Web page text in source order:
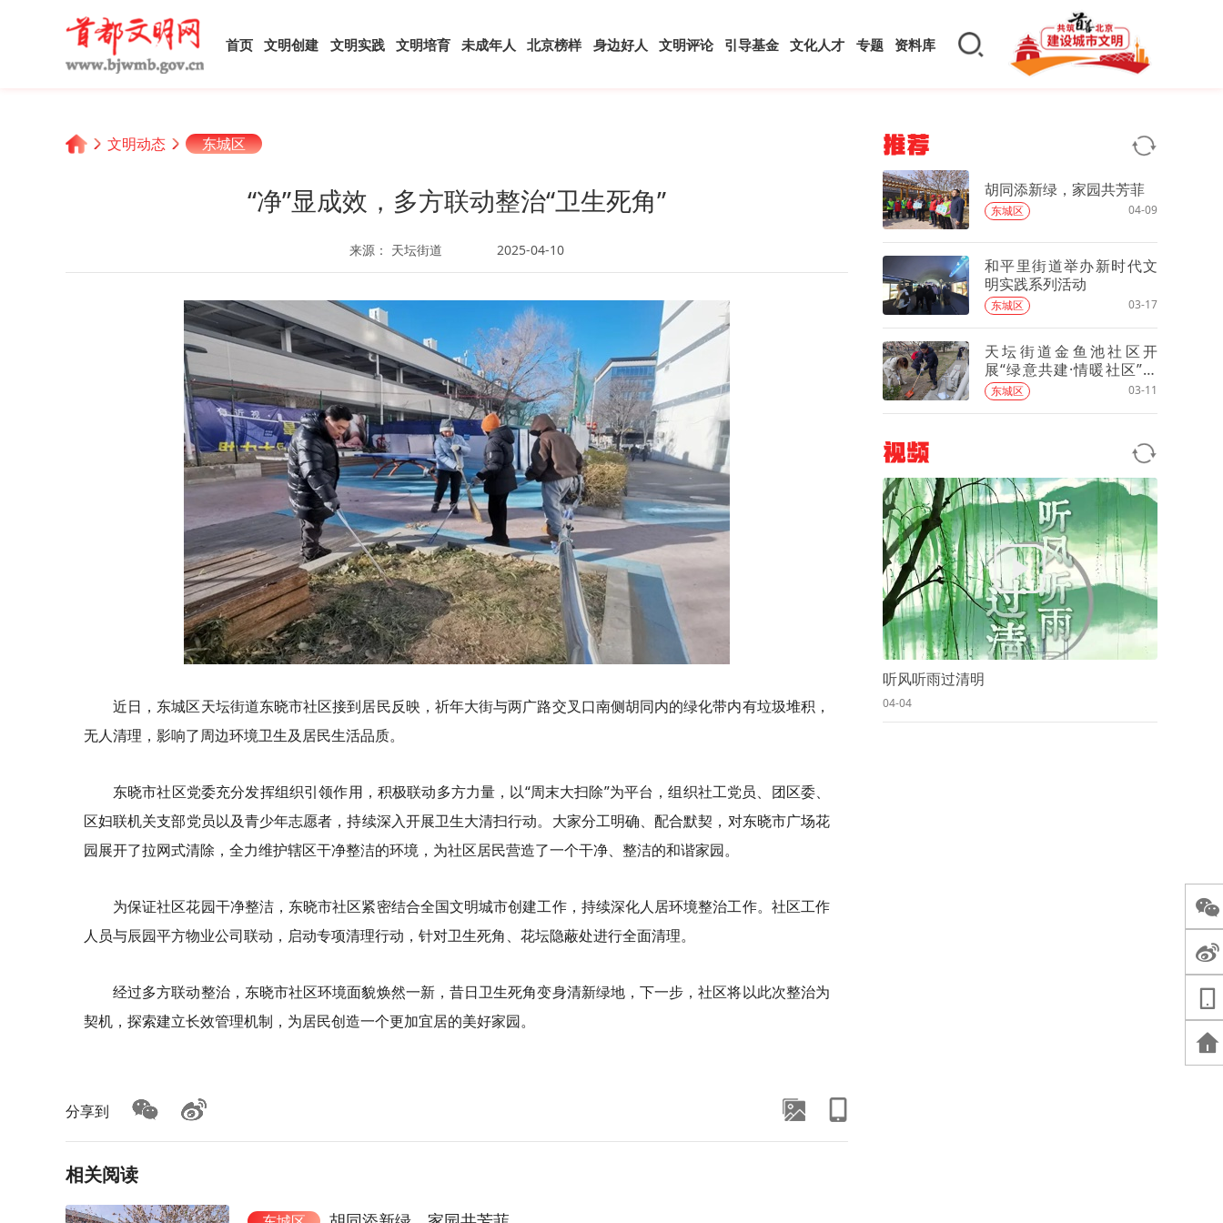
首页 文明创建 文明实践 文明培育 未成年人 北京榜样 身边好人 文明评论 引导基金 文化人才 专题 资料库
文明动态 东城区
“净”显成效，多方联动整治“卫生死角”
来源： 天坛街道 2025-04-10
近日，东城区天坛街道东晓市社区接到居民反映，祈年大街与两广路交叉口南侧胡同内的绿化带内有垃圾堆积，
无人清理，影响了周边环境卫生及居民生活品质。
东晓市社区党委充分发挥组织引领作用，积极联动多方力量，以“周末大扫除”为平台，组织社工党员、团区委、
区妇联机关支部党员以及青少年志愿者，持续深入开展卫生大清扫行动。大家分工明确、配合默契，对东晓市广场花
园展开了拉网式清除，全力维护辖区干净整洁的环境，为社区居民营造了一个干净、整洁的和谐家园。
为保证社区花园干净整洁，东晓市社区紧密结合全国文明城市创建工作，持续深化人居环境整治工作。社区工作
人员与辰园平方物业公司联动，启动专项清理行动，针对卫生死角、花坛隐蔽处进行全面清理。
经过多方联动整治，东晓市社区环境面貌焕然一新，昔日卫生死角变身清新绿地，下一步，社区将以此次整治为
契机，探索建立长效管理机制，为居民创造一个更加宜居的美好家园。
分享到
相关阅读
推荐
胡同添新绿，家园共芳菲
东城区 04-09
和平里街道举办新时代文
明实践系列活动
东城区 03-17
天坛街道金鱼池社区开
展“绿意共建·情暖社区”志
愿共建活动
东城区 03-11
视频
听风听雨过清明
04-04